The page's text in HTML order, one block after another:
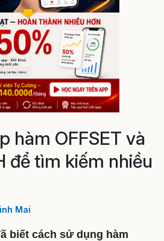
hàm OFFSET và
để tìm kiếm nhiều
Mai
biết cách sử dụng hàm